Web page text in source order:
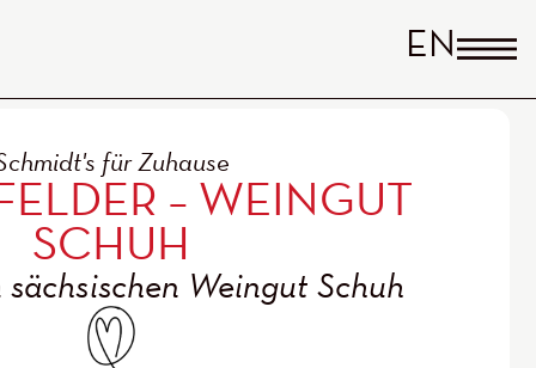
€Enthält 19% MwSt
Alk. 13,5 % vol
zzgl.
Versand
für Zuhause
– WEINGUT
SCHUH
Weingut Schuh